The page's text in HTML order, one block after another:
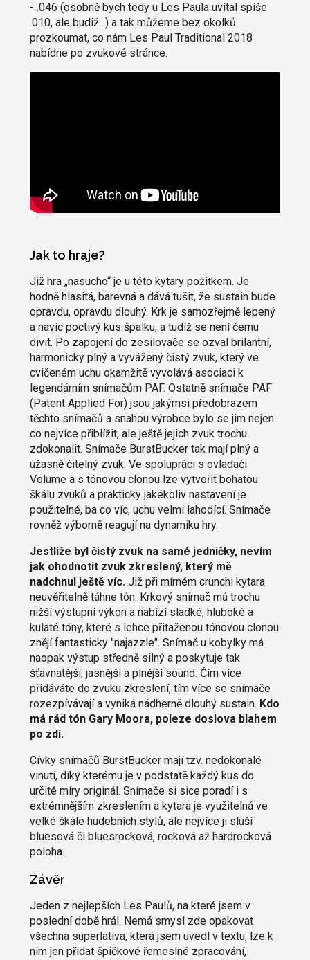
- .046 (osobně bych tedy u Les Paula uvítal spíše
.010, ale budiž...) a tak můžeme bez okolků
prozkoumat, co nám Les Paul Traditional 2018
nabídne po zvukové stránce.
Jak to hraje?
Již hra „nasucho“ je u této kytary požitkem. Je
hodně hlasitá, barevná a dává tušit, že sustain bude
opravdu, opravdu dlouhý. Krk je samozřejmě lepený
a navíc poctivý kus špalku, a tudíž se není čemu
divit. Po zapojení do zesilovače se ozval brilantní,
harmonicky plný a vyvážený čistý zvuk, který ve
cvičeném uchu okamžitě vyvolává asociaci k
legendárním snímačům PAF. Ostatně snímače PAF
(Patent Applied For) jsou jakýmsi předobrazem
těchto snímačů a snahou výrobce bylo se jim nejen
co nejvíce přiblížit, ale ještě jejich zvuk trochu
zdokonalit. Snímače BurstBucker tak mají plný a
úžasně čitelný zvuk. Ve spolupráci s ovladači
Volume a s tónovou clonou lze vytvořit bohatou
škálu zvuků a prakticky jakékoliv nastavení je
použitelné, ba co víc, uchu velmi lahodící. Snímače
rovněž výborně reagují na dynamiku hry.
Jestliže byl čistý zvuk na samé jedničky, nevím
jak ohodnotit zvuk zkreslený, který mě
nadchnul ještě víc.Již při mírném crunchi kytara
neuvěřitelně táhne tón. Krkový snímač má trochu
nižší výstupní výkon a nabízí sladké, hluboké a
kulaté tóny, které s lehce přitaženou tónovou clonou
znějí fantasticky "najazzle". Snímač u kobylky má
naopak výstup středně silný a poskytuje tak
šťavnatější, jasnější a plnější sound. Čím více
přidáváte do zvuku zkreslení, tím více se snímače
rozezpívávají a vyniká nádherně dlouhý sustain. Kdo
má rád tón Gary Moora, poleze doslova blahem
po zdi.
Cívky snímačů BurstBucker mají tzv. nedokonalé
vinutí, díky kterému je v podstatě každý kus do
určité míry originál. Snímače si sice poradí i s
extrémnějším zkreslením a kytara je využitelná ve
velké škále hudebních stylů, ale nejvíce ji sluší
bluesová či bluesrocková, rocková až hardrocková
poloha.
Závěr
Jeden z nejlepších Les Paulů, na které jsem v
poslední době hrál. Nemá smysl zde opakovat
všechna superlativa, která jsem uvedl v textu, lze k
nim jen přidat špičkové řemeslné zpracování,